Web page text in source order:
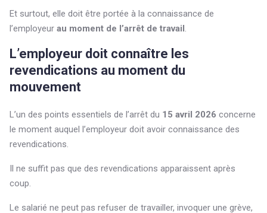
Et surtout, elle doit être portée à la connaissance de
l’employeur au moment de l’arrêt de travail.
L’employeur doit connaître les
revendications au moment du
mouvement
L’un des points essentiels de l’arrêt du 15 avril 2026 concerne
le moment auquel l’employeur doit avoir connaissance des
revendications.
Il ne suffit pas que des revendications apparaissent après
coup.
Le salarié ne peut pas refuser de travailler, invoquer une grève,